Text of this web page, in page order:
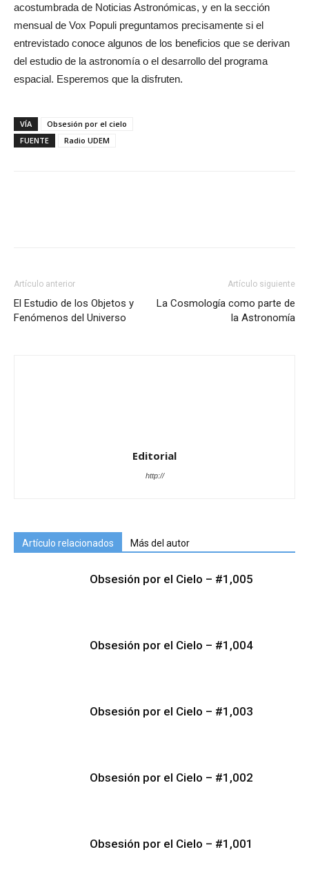
acostumbrada de Noticias Astronómicas, y en la sección
mensual de Vox Populi preguntamos precisamente si el
entrevistado conoce algunos de los beneficios que se derivan
del estudio de la astronomía o el desarrollo del programa
espacial. Esperemos que la disfruten.
VÍA
Obsesión por el cielo
FUENTE
Radio UDEM
Artículo anterior
El Estudio de los Objetos y
Fenómenos del Universo
Artículo siguiente
La Cosmología como parte de
la Astronomía
Editorial
http://
Artículo relacionados Más del autor
Obsesión por el Cielo – #1,005
Obsesión por el Cielo – #1,004
Obsesión por el Cielo – #1,003
Obsesión por el Cielo – #1,002
Obsesión por el Cielo – #1,001